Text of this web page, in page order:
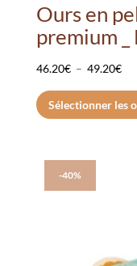
Ours en
premium
46.20€ – 49.20€
de
Sélectionner les
-40%